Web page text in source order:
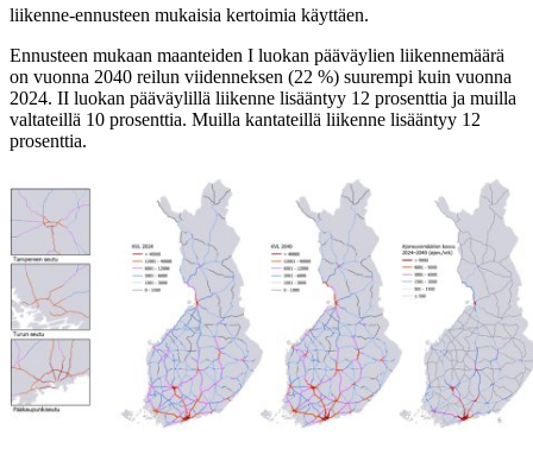
liikenne-ennusteen mukaisia kertoimia käyttäen.
Ennusteen mukaan maanteiden I luokan pääväylien liikennemäärä
on vuonna 2040 reilun viidenneksen (22 %) suurempi kuin vuonna
2024. II luokan pääväylillä liikenne lisääntyy 12 prosenttia ja muilla
valtateillä 10 prosenttia. Muilla kantateillä liikenne lisääntyy 12
prosenttia.